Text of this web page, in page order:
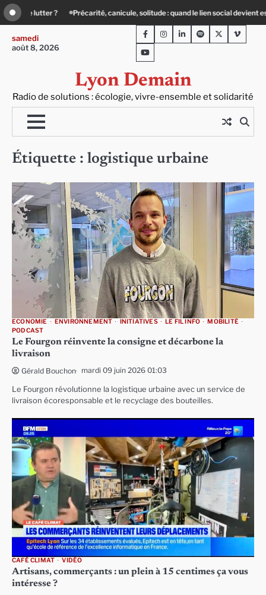
Skip
to
content
canicule, solitude : quand le lien social devient essentiel « Ça chauffe » :
samedi
août 8, 2026
Lyon Demain
Radio de solutions : écologie, vivre-ensemble et solidarité
FacebookInstagram
LinkedInSpotifyTwitterViméo
Youtube
Étiquette : logistique urbaine
ECONOMIE ENVIRONNEMENT INITIATIVES LE FIL INFO
MOBILITÉ
PODCAST
Le Fourgon réinvente la consigne et décarbone la
livraison
Gérald Bouchon mardi 09 juin 2026 01:03
Le Fourgon révolutionne la logistique urbaine avec un service de
livraison écoresponsable et le recyclage des bouteilles.
CAFÉ CLIMAT VIDÉO
Artisans, commerçants : un plein à 15 centimes ça vous
intéresse ?